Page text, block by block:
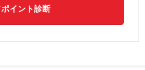
イント診断